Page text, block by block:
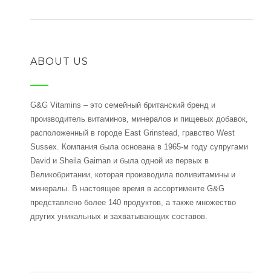
ABOUT US
G&G Vitamins – это семейный британский бренд и
производитель витаминов, минералов и пищевых добавок,
расположенный в городе East Grinstead, гравство West
Sussex. Компания была основана в 1965-м году супругами
David и Sheila Gaiman и была одной из первых в
Великобритании, которая производила поливитамины и
минералы. В настоящее время в ассортименте G&G
представлено более 140 продуктов, а также множество
других уникальных и захватывающих составов.